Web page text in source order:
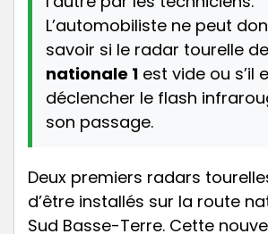
L’automobiliste ne peut
savoir si le radar tourelle
nationale 1 est vide ou s’il
déclencher le flash
son passage.
Deux premiers radars
d’être installés sur la route
Sud Basse-Terre. Cette